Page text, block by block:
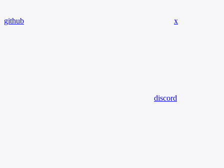
github x
discord